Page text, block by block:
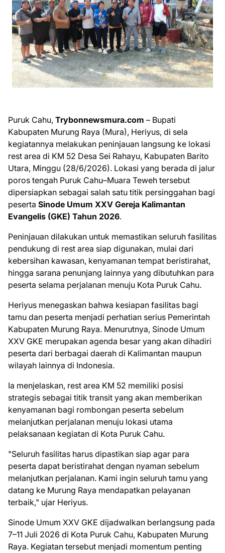
Puruk Cahu, Trybonnewsmura.com – Bupati
Kabupaten Murung Raya (Mura), Heriyus, di sela
kegiatannya melakukan peninjauan langsung ke lokasi
rest area di KM 52 Desa Sei Rahayu, Kabupaten Barito
Utara, Minggu (28/6/2026). Lokasi yang berada di jalur
poros tengah Puruk Cahu–Muara Teweh tersebut
dipersiapkan sebagai salah satu titik persinggahan bagi
peserta Sinode Umum XXV Gereja Kalimantan
Evangelis (GKE) Tahun 2026.
Peninjauan dilakukan untuk memastikan seluruh fasilitas
pendukung di rest area siap digunakan, mulai dari
kebersihan kawasan, kenyamanan tempat beristirahat,
hingga sarana penunjang lainnya yang dibutuhkan para
peserta selama perjalanan menuju Kota Puruk Cahu.
Heriyus menegaskan bahwa kesiapan fasilitas bagi
tamu dan peserta menjadi perhatian serius Pemerintah
Kabupaten Murung Raya. Menurutnya, Sinode Umum
XXV GKE merupakan agenda besar yang akan dihadiri
peserta dari berbagai daerah di Kalimantan maupun
wilayah lainnya di Indonesia.
Ia menjelaskan, rest area KM 52 memiliki posisi
strategis sebagai titik transit yang akan memberikan
kenyamanan bagi rombongan peserta sebelum
melanjutkan perjalanan menuju lokasi utama
pelaksanaan kegiatan di Kota Puruk Cahu.
"Seluruh fasilitas harus dipastikan siap agar para
peserta dapat beristirahat dengan nyaman sebelum
melanjutkan perjalanan. Kami ingin seluruh tamu yang
datang ke Murung Raya mendapatkan pelayanan
terbaik," ujar Heriyus.
Sinode Umum XXV GKE dijadwalkan berlangsung pada
7–11 Juli 2026 di Kota Puruk Cahu, Kabupaten Murung
Raya. Kegiatan tersebut menjadi momentum penting